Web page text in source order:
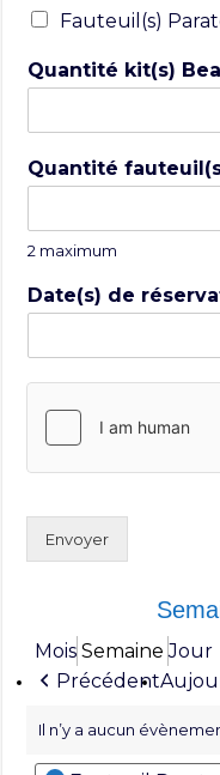
Fauteuil(s)
Quantité kit(s)
Quantité
2 maximum
Date(s) de
Envoyer
Mois Semaine Jour
Précédent
Il n’y a aucun
Catégories